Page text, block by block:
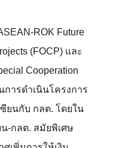
ROK Future
(FOCP) และ
Cooperation
การดำเนินโครงการ
ยนกับ กลต. โดยใน
-กลต. สมัยพิเศษ